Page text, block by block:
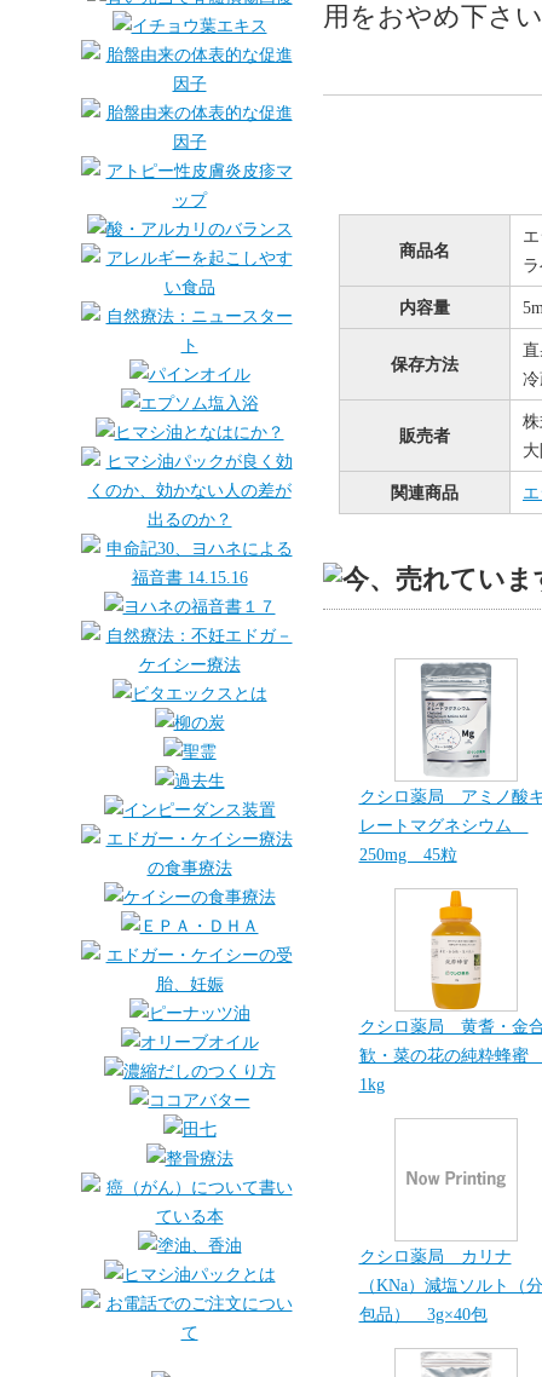
用をおやめ下さ
商品名
内容量
保存方法
販売者
関連商品
クシロ薬局 アミノ酸
レートマグネシウム
250mg 45粒
クシロ薬局 黄耆・金
歓・菜の花の純粋蜂
1kg
クシロ薬局 カリナ
（KNa）減塩ソルト（分
包品） 3g×40包